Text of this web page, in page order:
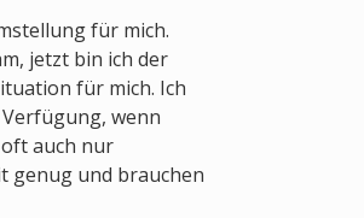
für mich.
jetzt bin ich der
für mich. Ich
wenn
auch nur
genug und brauchen